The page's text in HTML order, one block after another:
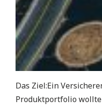
Das Ziel:Ein
Produktportfolio